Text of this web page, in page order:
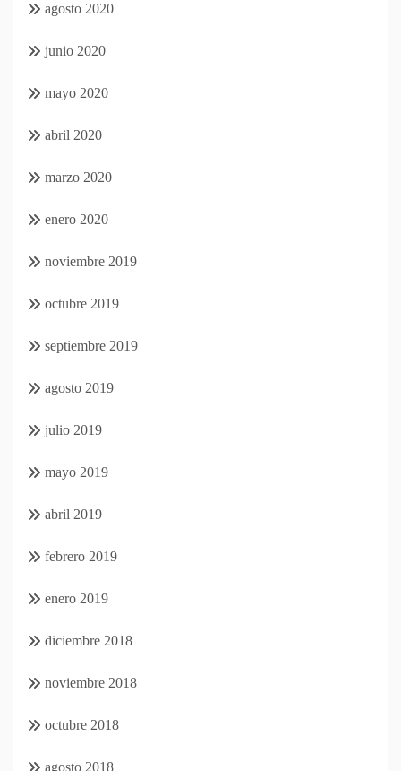
agosto 2020
junio 2020
mayo 2020
abril 2020
marzo 2020
enero 2020
noviembre 2019
octubre 2019
septiembre 2019
agosto 2019
julio 2019
mayo 2019
abril 2019
febrero 2019
enero 2019
diciembre 2018
noviembre 2018
octubre 2018
agosto 2018